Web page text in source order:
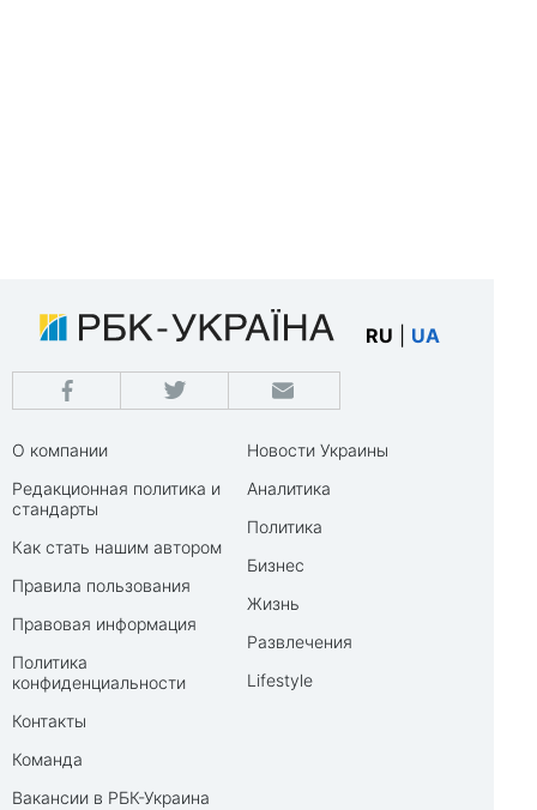
RU UA
О компании
Редакционная политика и
стандарты
Как стать нашим автором
Правила пользования
Правовая информация
Политика
конфиденциальности
Контакты
Команда
Вакансии в РБК-Украина
Новости Украины
Аналитика
Политика
Бизнес
Жизнь
Развлечения
Lifestyle